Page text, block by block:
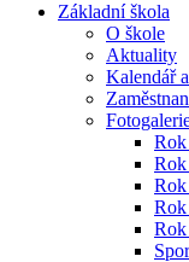
Základní škola
O škole
Aktuality
Kalendář
Rok
Rok
Rok
Rok